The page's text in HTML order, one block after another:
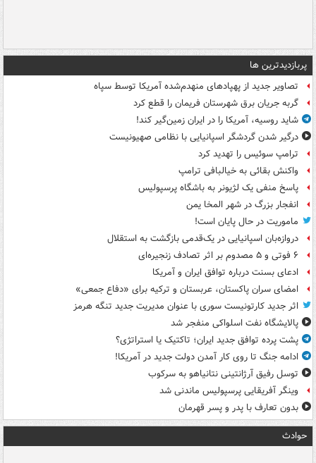
پربازدیدترین ها
تصاویر جدید از پهپادهای منهدم‌شده آمریکا توسط سپاه
گربه جریان برق شهرستان فریمان را قطع کرد
شاید روسیه، آمریکا را در ایران زمین‌گیر کند!
درگیر شدن گردشگر اسپانیایی با نظامی صهیونیست
ترامپ سوئیس را تهدید کرد
واکنش بقائی به خیالبافی ترامپ
پاسخ منفی یک لژیونر به باشگاه پرسپولیس
انفجار بزرگ در شهر المخا یمن
ماموریت در حال پایان است!
دروازه‌بان اسپانیایی در یک‌قدمی بازگشت به استقلال
۶ فوتی و ۵ مصدوم بر اثر تصادف زنجیره‌ای
ادعای بسنت درباره توافق ایران و آمریکا
امضای سران پاکستان، عربستان و ترکیه برای «دفاع جمعی»
اثر جدید کارتونیست سوری با عنوان مدیریت جدید تنگه هرمز
پالایشگاه نفت اسلواکی منفجر شد
پشت پرده توافق جدید ایران؛ تاکتیک یا استراتژی؟
ادامه جنگ تا روی کار آمدن دولت جدید در آمریکا!
توسل رفیق آرژانتینی نتانیاهو به سرکوب
وینگر آفریقایی پرسپولیس ماندنی شد
بدون تعارف با پدر و پسر قهرمان
حوادث